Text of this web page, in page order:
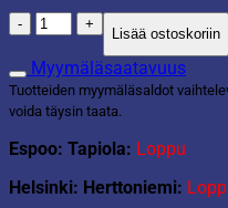
Kynttilä
25cm
karamelli
määrä
Lisää ostoskoriin
Myymäläsaatavuus
Tuotteiden myymäläsaldot
voida täysin taata.
Espoo: Tapiola: Loppu
Helsinki: Herttoniemi: